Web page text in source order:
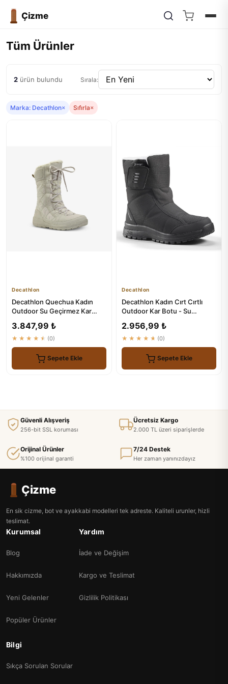
Çizme
Tüm Ürünler
2 ürün bulundu Sırala:
Marka: Decathlon× Sıfırla×
Decathlon
Decathlon Quechua Kadın
Outdoor Su Geçirmez Kar
3.847,99 ₺
★★★★★ (0)
Sepete Ekle
Decathlon
Decathlon Kadın Cırt Cırtlı
Outdoor Kar Botu - Su
2.956,99 ₺
★★★★★ (0)
Sepete Ekle
Güvenli Alışveriş
256-bit SSL koruması
Ücretsiz Kargo
2.000 TL üzeri siparişlerde
Orijinal Ürünler
%100 orijinal garanti
7/24 Destek
Her zaman yanınızdayız
Çizme
En sik cizme, bot ve ayakkabi modelleri tek adreste. Kaliteli urunler, hizli
teslimat.
Kurumsal
Blog
Hakkımızda
Yeni Gelenler
Popüler Ürünler
Yardım
İade ve Değişim
Kargo ve Teslimat
Gizlilik Politikası
Bilgi
Sıkça Sorulan Sorular